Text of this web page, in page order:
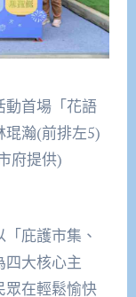
首場「花語
琨瀚(前排左5)
府提供)
庇護市集、
四大核心主
眾在輕鬆愉快